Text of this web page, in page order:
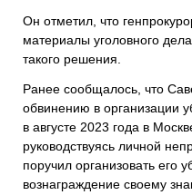
Он отметил, что
материалы уголовного
такого решения.
Ранее сообщалось, что
обвинению в организации
в августе 2023 года в
руководствуясь личной
поручил организовать его
вознаграждение своему